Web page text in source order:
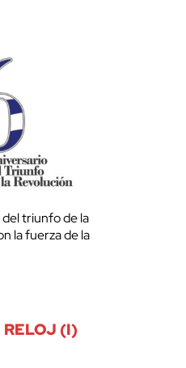
triunfo de la
la fuerza de la
RELOJ (I)